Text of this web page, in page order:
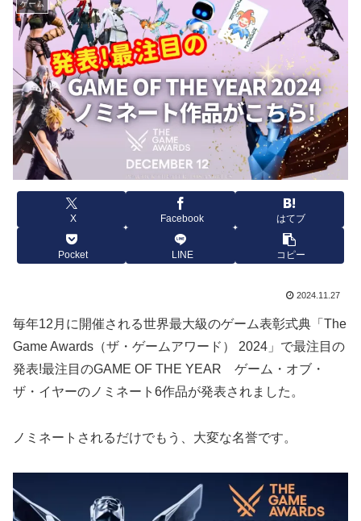
ゲーム
X Facebook はてブ
Pocket LINE コピー
2024.11.27
毎年12月に開催される世界最大級のゲーム表彰式典「The
Game Awards（ザ・ゲームアワード） 2024」で最注目の
発表!最注目のGAME OF THE YEAR ゲーム・オブ・
ザ・イヤーのノミネート6作品が発表されました。
ノミネートされるだけでもう、大変な名誉です。